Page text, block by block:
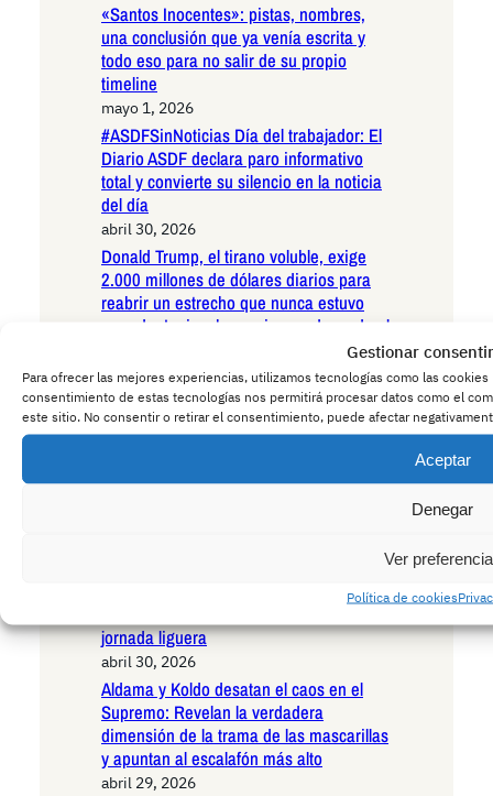
Gestionar
Para ofrecer las mejores experiencias, utilizamos tecnologías como las
consentimiento de estas tecnologías nos permitirá procesar datos como el
este sitio. No consentir o retirar el consentimiento, puede afectar
Aceptar
Denegar
Ver
Política de cookies
«Santos Inocentes»: pistas, nombres,
una conclusión que ya venía escrita y
todo eso para no salir de su propio
timeline
mayo 1, 2026
#ASDFSinNoticias Día del trabajador: El
Diario ASDF declara paro informativo
total y convierte su silencio en la noticia
del día
abril 30, 2026
Donald Trump, el tirano voluble, exige
2.000 millones de dólares diarios para
reabrir un estrecho que nunca estuvo
cerrado: La incoherencia que desnuda el
abril 30, 2026
El Juicio de la Kitchen desvela la trama
de espionaje más grave orquestada
credibilidad de toda una generación
bloqueos masivos: Javier Tebas ya no
jornada liguera
abril 30, 2026
Aldama y Koldo desatan el caos en el
Supremo: Revelan la verdadera
dimensión de la trama de las mascarillas
y apuntan al escalafón más alto
abril 29, 2026